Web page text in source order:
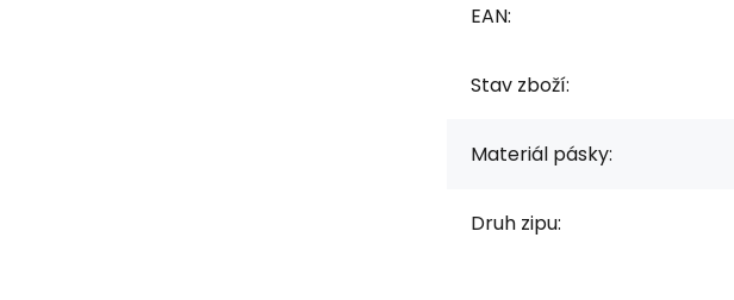
EAN:
Stav zboží:
Materiál pásky:
Druh zipu: